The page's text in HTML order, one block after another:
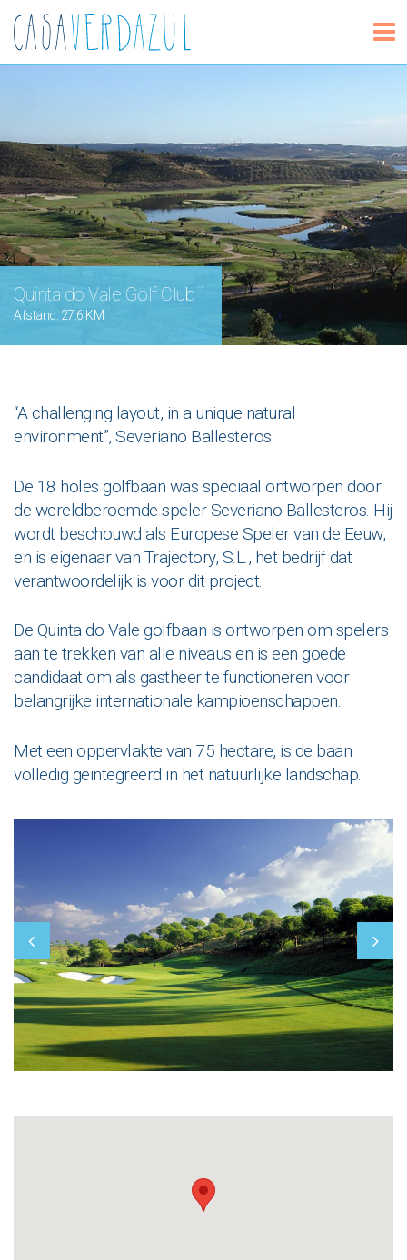
Quinta do Vale Golf Club
Afstand: 27.6 KM
“A challenging layout, in a unique natural
environment”, Severiano Ballesteros
De 18 holes golfbaan was speciaal ontworpen door
de wereldberoemde speler Severiano Ballesteros. Hij
wordt beschouwd als Europese Speler van de Eeuw,
en is eigenaar van Trajectory, S.L., het bedrijf dat
verantwoordelijk is voor dit project.
De Quinta do Vale golfbaan is ontworpen om spelers
aan te trekken van alle niveaus en is een goede
candidaat om als gastheer te functioneren voor
belangrijke internationale kampioenschappen.
Met een oppervlakte van 75 hectare, is de baan
volledig geïntegreerd in het natuurlijke landschap.